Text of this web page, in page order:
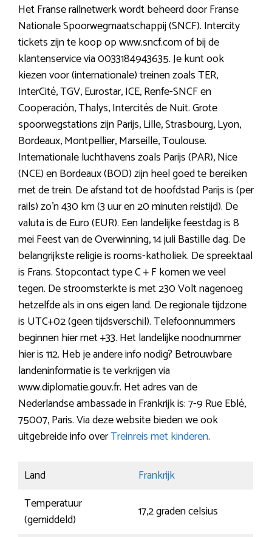
Het Franse railnetwerk wordt beheerd door Franse
Nationale Spoorwegmaatschappij (SNCF). Intercity
tickets zijn te koop op www.sncf.com of bij de
klantenservice via 0033184943635. Je kunt ook
kiezen voor (internationale) treinen zoals TER,
InterCité, TGV, Eurostar, ICE, Renfe-SNCF en
Cooperación, Thalys, Intercités de Nuit. Grote
spoorwegstations zijn Parijs, Lille, Strasbourg, Lyon,
Bordeaux, Montpellier, Marseille, Toulouse.
Internationale luchthavens zoals Parijs (PAR), Nice
(NCE) en Bordeaux (BOD) zijn heel goed te bereiken
met de trein. De afstand tot de hoofdstad Parijs is (per
rails) zo’n 430 km (3 uur en 20 minuten reistijd). De
valuta is de Euro (EUR). Een landelijke feestdag is 8
mei Feest van de Overwinning, 14 juli Bastille dag. De
belangrijkste religie is rooms-katholiek. De spreektaal
is Frans. Stopcontact type C + F komen we veel
tegen. De stroomsterkte is met 230 Volt nagenoeg
hetzelfde als in ons eigen land. De regionale tijdzone
is UTC+02 (geen tijdsverschil). Telefoonnummers
beginnen hier met +33. Het landelijke noodnummer
hier is 112. Heb je andere info nodig? Betrouwbare
landeninformatie is te verkrijgen via
www.diplomatie.gouv.fr. Het adres van de
Nederlandse ambassade in Frankrijk is: 7-9 Rue Eblé,
75007, Paris. Via deze website bieden we ook
uitgebreide info overTreinreis met kinderen.
Land
Frankrijk
Temperatuur
(gemiddeld)
17,2 graden celsius